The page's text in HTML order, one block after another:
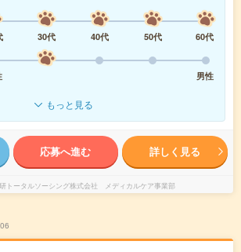
30代 40代 50代
60代
男性
もっと見る
応募へ進む 詳しく見る
トータルソーシング株式会社 メディカルケア事業部